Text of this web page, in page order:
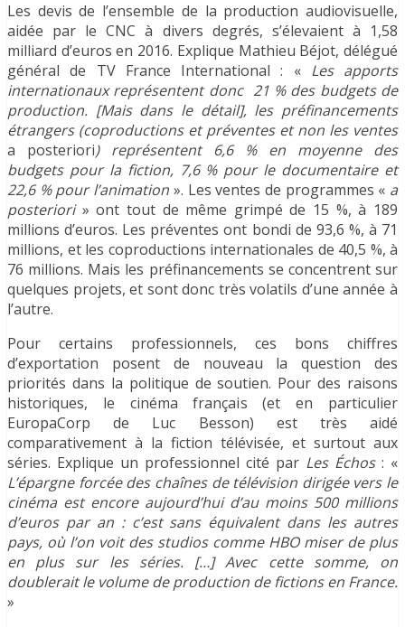
Les devis de l’ensemble de la production audiovisuelle,
aidée par le CNC à divers degrés, s’élevaient à 1,58
milliard d’euros en 2016. Explique Mathieu Béjot, délégué
général de TV France International : « Les apports
internationaux représentent donc 21 % des budgets de
production. [Mais dans le détail], les préfinancements
étrangers (coproductions et préventes et non les ventes
a posteriori) représentent 6,6 % en moyenne des
budgets pour la fiction, 7,6 % pour le documentaire et
22,6 % pour l’animation ». Les ventes de programmes « a
posteriori» ont tout de même grimpé de 15 %, à 189
millions d’euros. Les préventes ont bondi de 93,6 %, à 71
millions, et les coproductions internationales de 40,5 %, à
76 millions. Mais les préfinancements se concentrent sur
quelques projets, et sont donc très volatils d’une année à
l’autre.
Pour certains professionnels, ces bons chiffres
d’exportation posent de nouveau la question des
priorités dans la politique de soutien. Pour des raisons
historiques, le cinéma français (et en particulier
EuropaCorp de Luc Besson) est très aidé
comparativement à la fiction télévisée, et surtout aux
séries. Explique un professionnel cité par Les Échos: «
L’épargne forcée des chaînes de télévision dirigée vers le
cinéma est encore aujourd’hui d’au moins 500 millions
d’euros par an : c’est sans équivalent dans les autres
pays, où l’on voit des studios comme HBO miser de plus
en plus sur les séries. […] Avec cette somme, on
doublerait le volume de production de fictions en France.
»